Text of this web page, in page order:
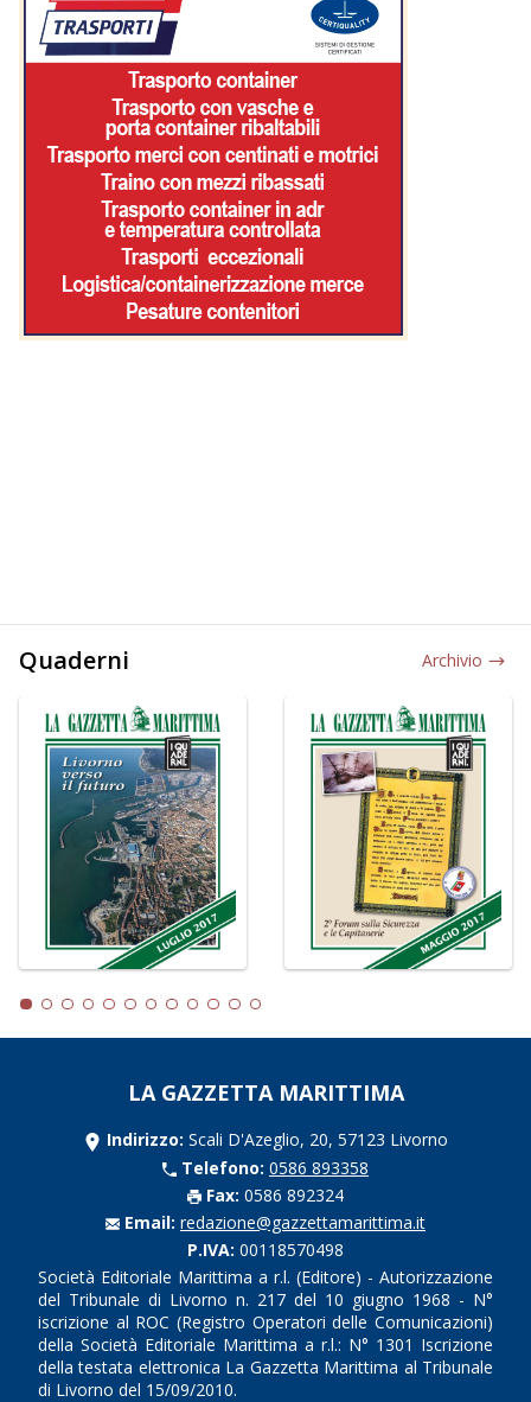
Quaderni Archivio
LA GAZZETTA MARITTIMA
Indirizzo: Scali D'Azeglio, 20, 57123 Livorno
Telefono: 0586 893358
Fax: 0586 892324
Email: redazione@gazzettamarittima.it
P.IVA: 00118570498
Società Editoriale Marittima a r.l. (Editore) - Autorizzazione
del Tribunale di Livorno n. 217 del 10 giugno 1968 - N°
iscrizione al ROC (Registro Operatori delle Comunicazioni)
della Società Editoriale Marittima a r.l.: N° 1301 Iscrizione
della testata elettronica La Gazzetta Marittima al Tribunale
di Livorno del 15/09/2010.